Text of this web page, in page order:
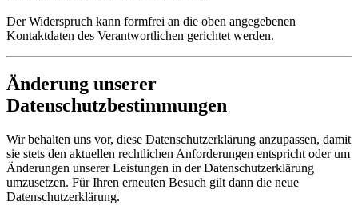
Der Widerspruch kann formfrei an die oben angegebenen
Kontaktdaten des Verantwortlichen gerichtet werden.
Änderung unserer
Datenschutzbestimmungen
Wir behalten uns vor, diese Datenschutzerklärung anzupassen, damit
sie stets den aktuellen rechtlichen Anforderungen entspricht oder um
Änderungen unserer Leistungen in der Datenschutzerklärung
umzusetzen. Für Ihren erneuten Besuch gilt dann die neue
Datenschutzerklärung.